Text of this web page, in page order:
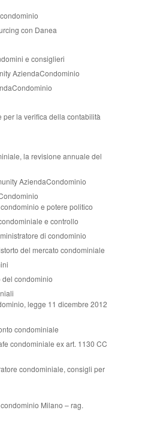
con Danea
e consiglieri
AziendaCondominio
per la verifica della contabilità
la revisione annuale del
AziendaCondominio
e potere politico
e controllo
di condominio
del mercato condominiale
del condominio
legge 11 dicembre 2012
condominiale
condominiale ex art. 1130 CC
condominiale, consigli per
Milano – rag.